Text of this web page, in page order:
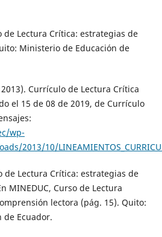
de Lectura Crítica: estrategias de
Ministerio de Educación de
Currículo de Lectura Crítica
el 15 de 08 de 2019, de Currículo
wp-
2013/10/
de Lectura Crítica: estrategias de
MINEDUC, Curso de Lectura
lectora (pág. 15). Quito:
de Ecuador.